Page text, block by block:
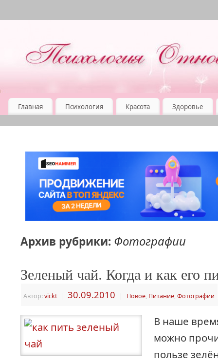
Главная Психология Красота Здоровье
Архив рубрики: Фотографии
Зеленый чай. Когда и как его
Автор:vickt | 30.09.2010 | Новое, Питание, Фотографии
В наше
можно
пользе